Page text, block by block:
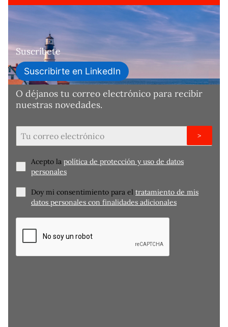
Suscríbete
Suscribirte en LinkedIn
O déjanos tu correo electrónico para recibir
nuestras novedades.
Acepto la política de protección y uso de datos
personales
Doy mi consentimiento para el tratamiento de mis
datos personales con finalidades adicionales
>